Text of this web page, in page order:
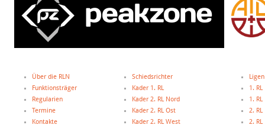
Über die RLN
Funktionsträger
Regularien
Termine
Kontakte
Schiedsrichter
Kader 1. RL
Kader 2. RL Nord
Kader 2. RL Ost
Kader 2. RL West
Ligen
1.
1.
2.
2.